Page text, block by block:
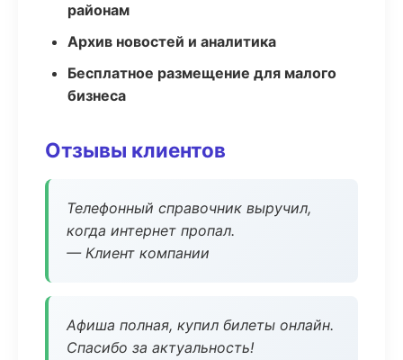
районам
Архив новостей и аналитика
Бесплатное размещение для малого
бизнеса
Отзывы клиентов
Телефонный справочник выручил,
когда интернет пропал.
— Клиент компании
Афиша полная, купил билеты онлайн.
Спасибо за актуальность!